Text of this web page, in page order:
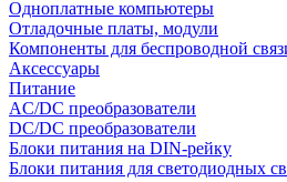
Одноплатные компьютеры
Отладочные платы, модули
Компоненты для беспроводной
Аксессуары
Питание
AC/DC преобразователи
DC/DC преобразователи
Блоки питания на DIN-рейку
Блоки питания для светодиодных